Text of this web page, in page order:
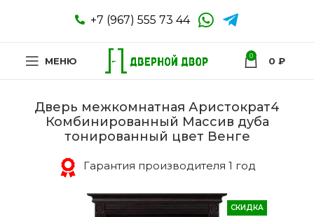
+7 (967) 555 73 44
МЕНЮ 0 0 ₽
Дверь межкомнатная Аристократ4
Комбинированный Массив дуба
тонированный цвет Венге
Гарантия производителя 1 год
СКИДКА